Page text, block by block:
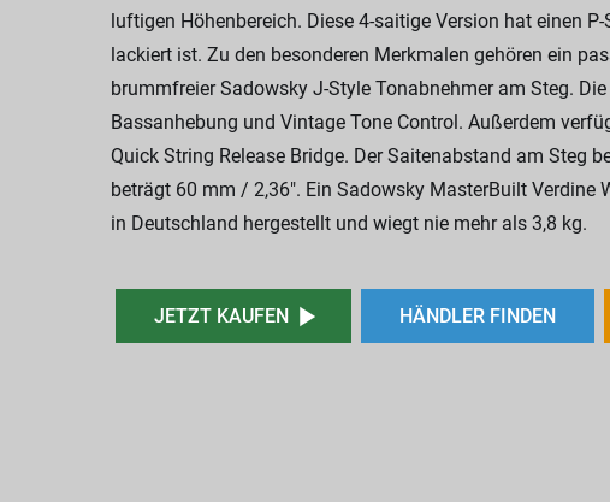
luftigen Höhenbereich. Diese 4-saitige Version hat einen
lackiert ist. Zu den besonderen Merkmalen gehören ein
brummfreier Sadowsky J-Style Tonabnehmer am Steg.
Bassanhebung und Vintage Tone Control. Außerdem
Quick String Release Bridge. Der Saitenabstand am Steg
beträgt 60 mm / 2,36". Ein Sadowsky MasterBuilt
in Deutschland hergestellt und wiegt nie mehr als 3,8 kg.
JETZT KAUFEN HÄNDLER FINDEN